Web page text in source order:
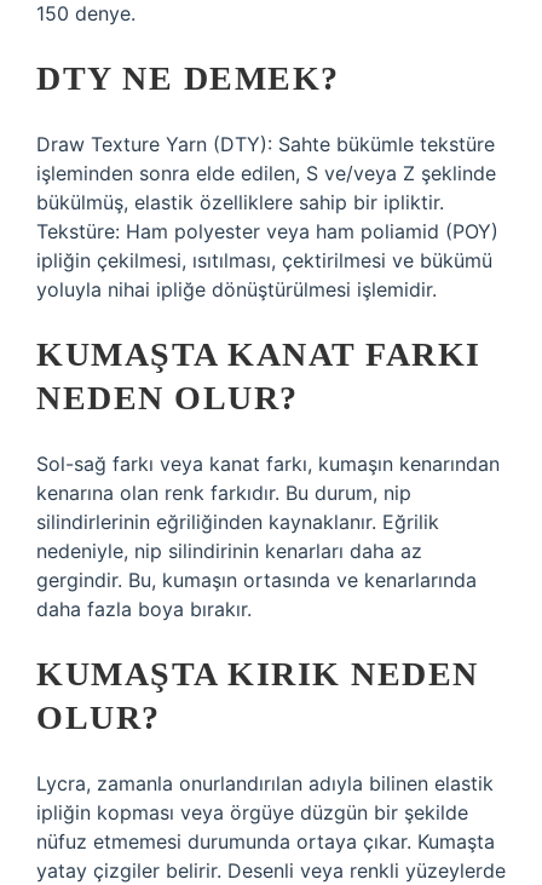
150 denye.
DTY NE DEMEK?
Draw Texture Yarn (DTY): Sahte bükümle tekstüre
işleminden sonra elde edilen, S ve/veya Z şeklinde
bükülmüş, elastik özelliklere sahip bir ipliktir.
Tekstüre: Ham polyester veya ham poliamid (POY)
ipliğin çekilmesi, ısıtılması, çektirilmesi ve bükümü
yoluyla nihai ipliğe dönüştürülmesi işlemidir.
KUMAŞTA KANAT FARKI
NEDEN OLUR?
Sol-sağ farkı veya kanat farkı, kumaşın kenarından
kenarına olan renk farkıdır. Bu durum, nip
silindirlerinin eğriliğinden kaynaklanır. Eğrilik
nedeniyle, nip silindirinin kenarları daha az
gergindir. Bu, kumaşın ortasında ve kenarlarında
daha fazla boya bırakır.
KUMAŞTA KIRIK NEDEN
OLUR?
Lycra, zamanla onurlandırılan adıyla bilinen elastik
ipliğin kopması veya örgüye düzgün bir şekilde
nüfuz etmemesi durumunda ortaya çıkar. Kumaşta
yatay çizgiler belirir. Desenli veya renkli yüzeylerde